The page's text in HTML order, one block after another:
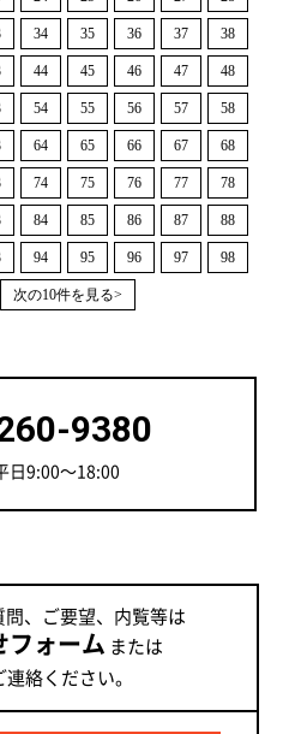
34 35 36 37 38
44 45 46 47 48
54 55 56 57 58
64 65 66 67 68
74 75 76 77 78
84 85 86 87 88
94 95 96 97 98
次の10件を見る>
9380
日9:00～18:00
、ご要望、内覧等は
フォーム または
連絡ください。